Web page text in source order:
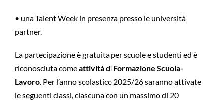
• una Talent Week in presenza presso le università
partner.
La partecipazione è gratuita per scuole e studenti ed è
riconosciuta comeattività di Formazione Scuola-
Lavoro. Per l’anno scolastico 2025/26 saranno attivate
le seguenti classi, ciascuna con un massimo di 20